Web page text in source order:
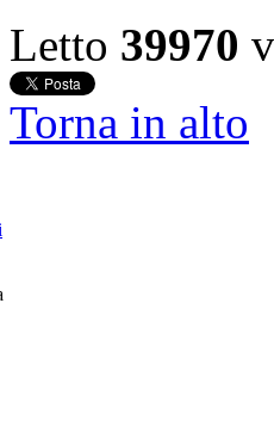
Letto 39970
Torna in alto